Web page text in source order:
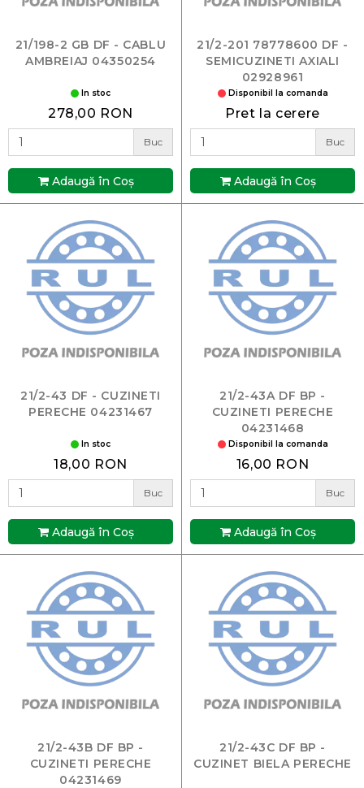
21/198-2 GB DF - CABLU
AMBREIAJ 04350254
In stoc
278,00 RON
Buc
Adaugă în Coş
21/2-201 78778600 DF -
SEMICUZINETI AXIALI
02928961
Disponibil la comanda
Pret la cerere
Buc
Adaugă în Coş
21/2-43 DF - CUZINETI
PERECHE 04231467
In stoc
18,00 RON
Buc
Adaugă în Coş
21/2-43A DF BP -
CUZINETI PERECHE
04231468
Disponibil la comanda
16,00 RON
Buc
Adaugă în Coş
21/2-43B DF BP -
CUZINETI PERECHE
04231469
21/2-43C DF BP -
CUZINET BIELA PERECHE